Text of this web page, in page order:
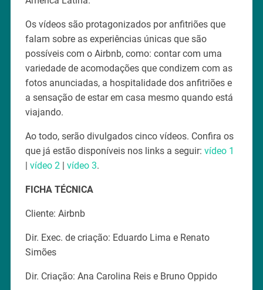
Os vídeos são protagonizados por anfitriões que
falam sobre as experiências únicas que são
possíveis com o Airbnb, como: contar com uma
variedade de acomodações que condizem com as
fotos anunciadas, a hospitalidade dos anfitriões e
a sensação de estar em casa mesmo quando está
viajando.
Ao todo, serão divulgados cinco vídeos. Confira os
que já estão disponíveis nos links a seguir: vídeo 1
| vídeo 2 | vídeo 3.
FICHA TÉCNICA
Cliente: Airbnb
Dir. Exec. de criação: Eduardo Lima e Renato
Simões
Dir. Criação: Ana Carolina Reis e Bruno Oppido